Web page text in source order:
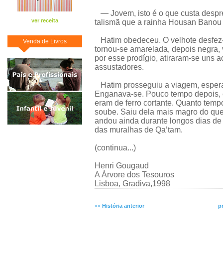
ver receita
Venda de Livros
— Jovem, isto é o que custa
talismã que a rainha Housan
Hatim obedeceu. O velhote
tornou-se amarelada, depois
por esse prodígio, atiraram-se uns
assustadores.
Hatim prosseguiu a viagem,
Enganava-se. Pouco tempo
eram de ferro cortante. Quanto
soube. Saiu dela mais magro do
andou ainda durante longos dias
das muralhas de Qa’tam.
(continua...)
Henri Gougaud
A Árvore dos Tesouros
Lisboa, Gradiva,1998
<< História anterior